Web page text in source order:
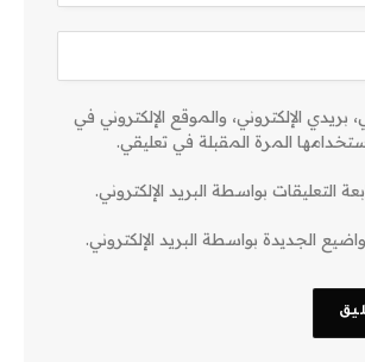
الإلكتروني، والموقع الإلكتروني في
المرة المقبلة في تعليقي.
التعليقات بواسطة البريد الإلكتروني.
الجديدة بواسطة البريد الإلكتروني.